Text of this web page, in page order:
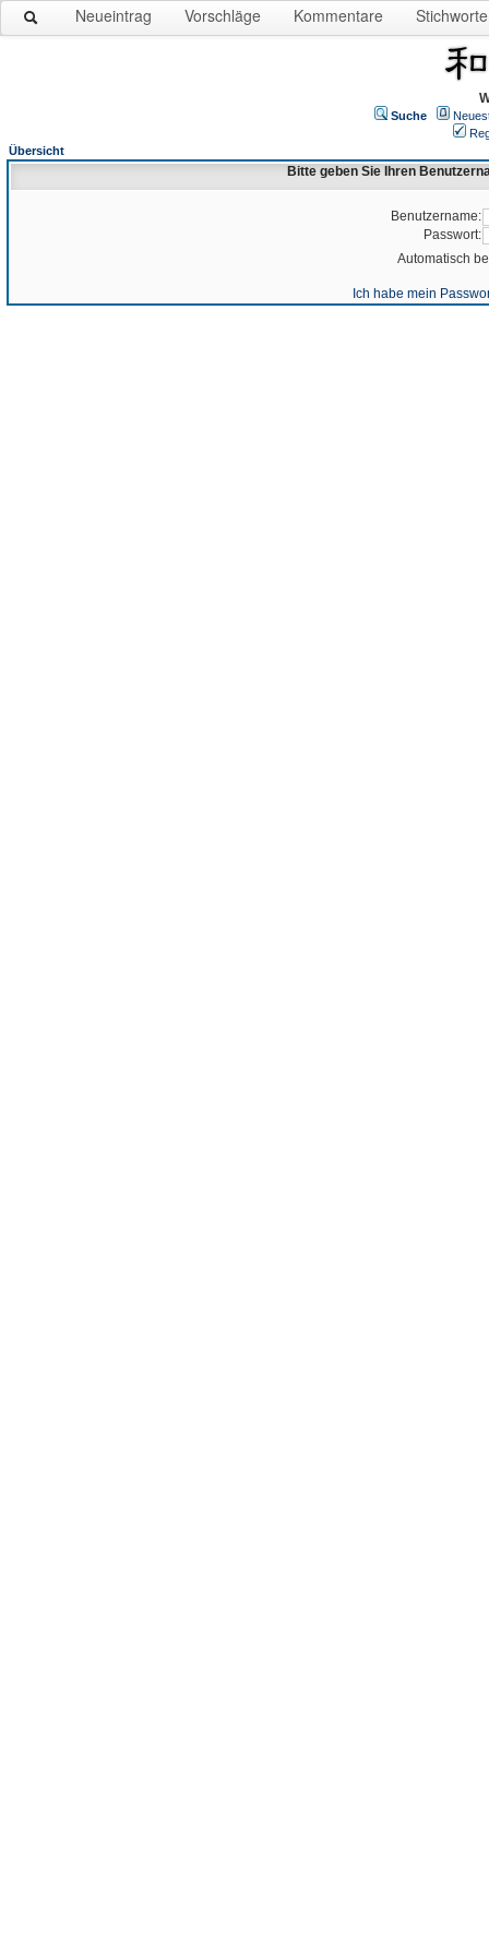
Neueintrag Vorschläge Kommentare Stichworte
Suche
Übersicht
Bitte geben Sie Ihren
Benutzername:
Passwort:
Automatisch
Ich habe mein